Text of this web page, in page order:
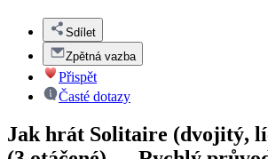
Sdílet
Zpětná vazba
Přispět
Časté dotazy
Jak hrát Solitaire (dvojitý,